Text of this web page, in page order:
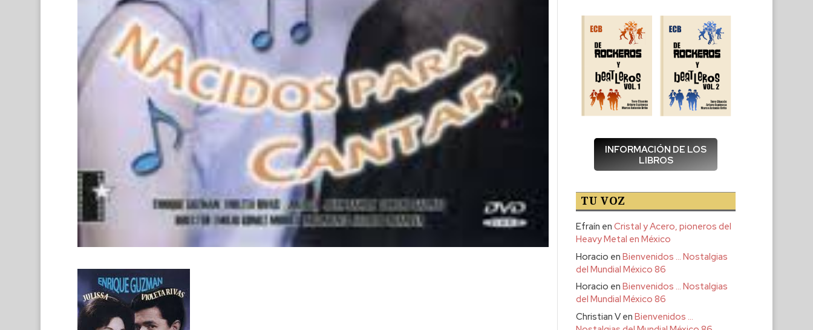
INFORMACIÓN DE LOS
LIBROS
TU VOZ
Efraín enCristal y Acero, pioneros del
Heavy Metal en México
Horacio enBienvenidos … Nostalgias
del Mundial México 86
Horacio enBienvenidos … Nostalgias
del Mundial México 86
Christian VenBienvenidos …